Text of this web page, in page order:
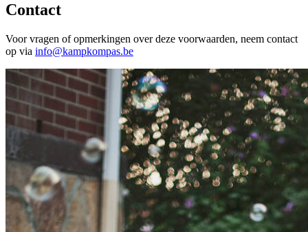
Contact
Voor vragen of opmerkingen over deze voorwaarden, neem contact
op via info@kampkompas.be